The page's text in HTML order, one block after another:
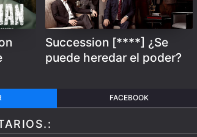
Succession [****] ¿Se
puede heredar el poder?
FACEBOOK